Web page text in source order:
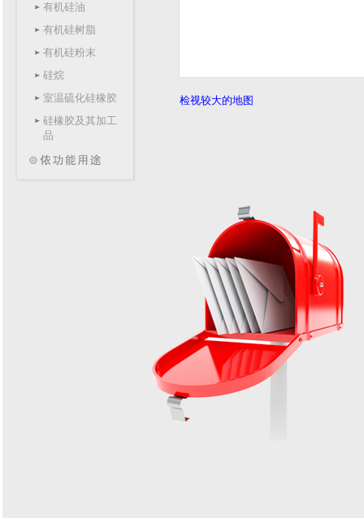
有机硅油
有机硅树脂
有机硅粉末
硅烷
室温硫化硅橡胶
硅橡胶及其加工
品
检视较大的地图